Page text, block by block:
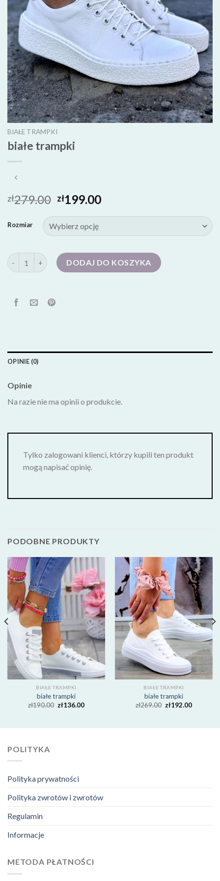
BIAŁE TRAMPKI
białe trampki
zł279.00 zł199.00
Rozmiar
ilość białe trampki DODAJ DO KOSZYKA
OPINIE (0)
Opinie
Na razie nie ma opinii o produkcie.
Tylko zalogowani klienci, którzy kupili ten produkt
mogą napisać opinię.
PODOBNE PRODUKTY
BIAŁE TRAMPKI
białe trampki
zł190.00 zł136.00
BIAŁE TRAMPKI
białe trampki
zł269.00 zł192.00
POLITYKA
Polityka prywatności
Polityka zwrotów i zwrotów
Regulamin
Informacje
METODA PŁATNOŚCI